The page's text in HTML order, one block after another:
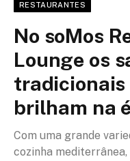
RESTAURANTES
No soMos
Lounge os
brilham na
Com uma grande
cozinha